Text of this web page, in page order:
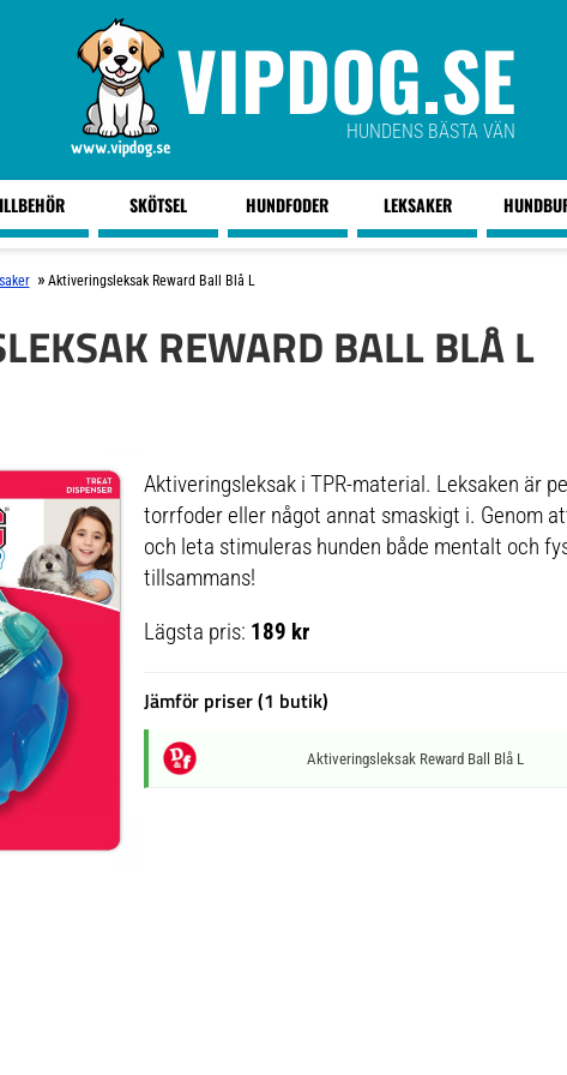
VIPDOG.SE
HUNDENS BÄSTA VÄN
SKÖTSEL HUNDFODER LEKSAKER
» Aktiveringsleksak Reward Ball Blå L
REWARD BALL BLÅ L
Aktiveringsleksak i TPR-material. Leksaken är
torrfoder eller något annat smaskigt i. Genom
och leta stimuleras hunden både mentalt och
tillsammans!
Lägsta pris: 189 kr
Jämför priser (1 butik)
Aktiveringsleksak Reward Ball Blå L